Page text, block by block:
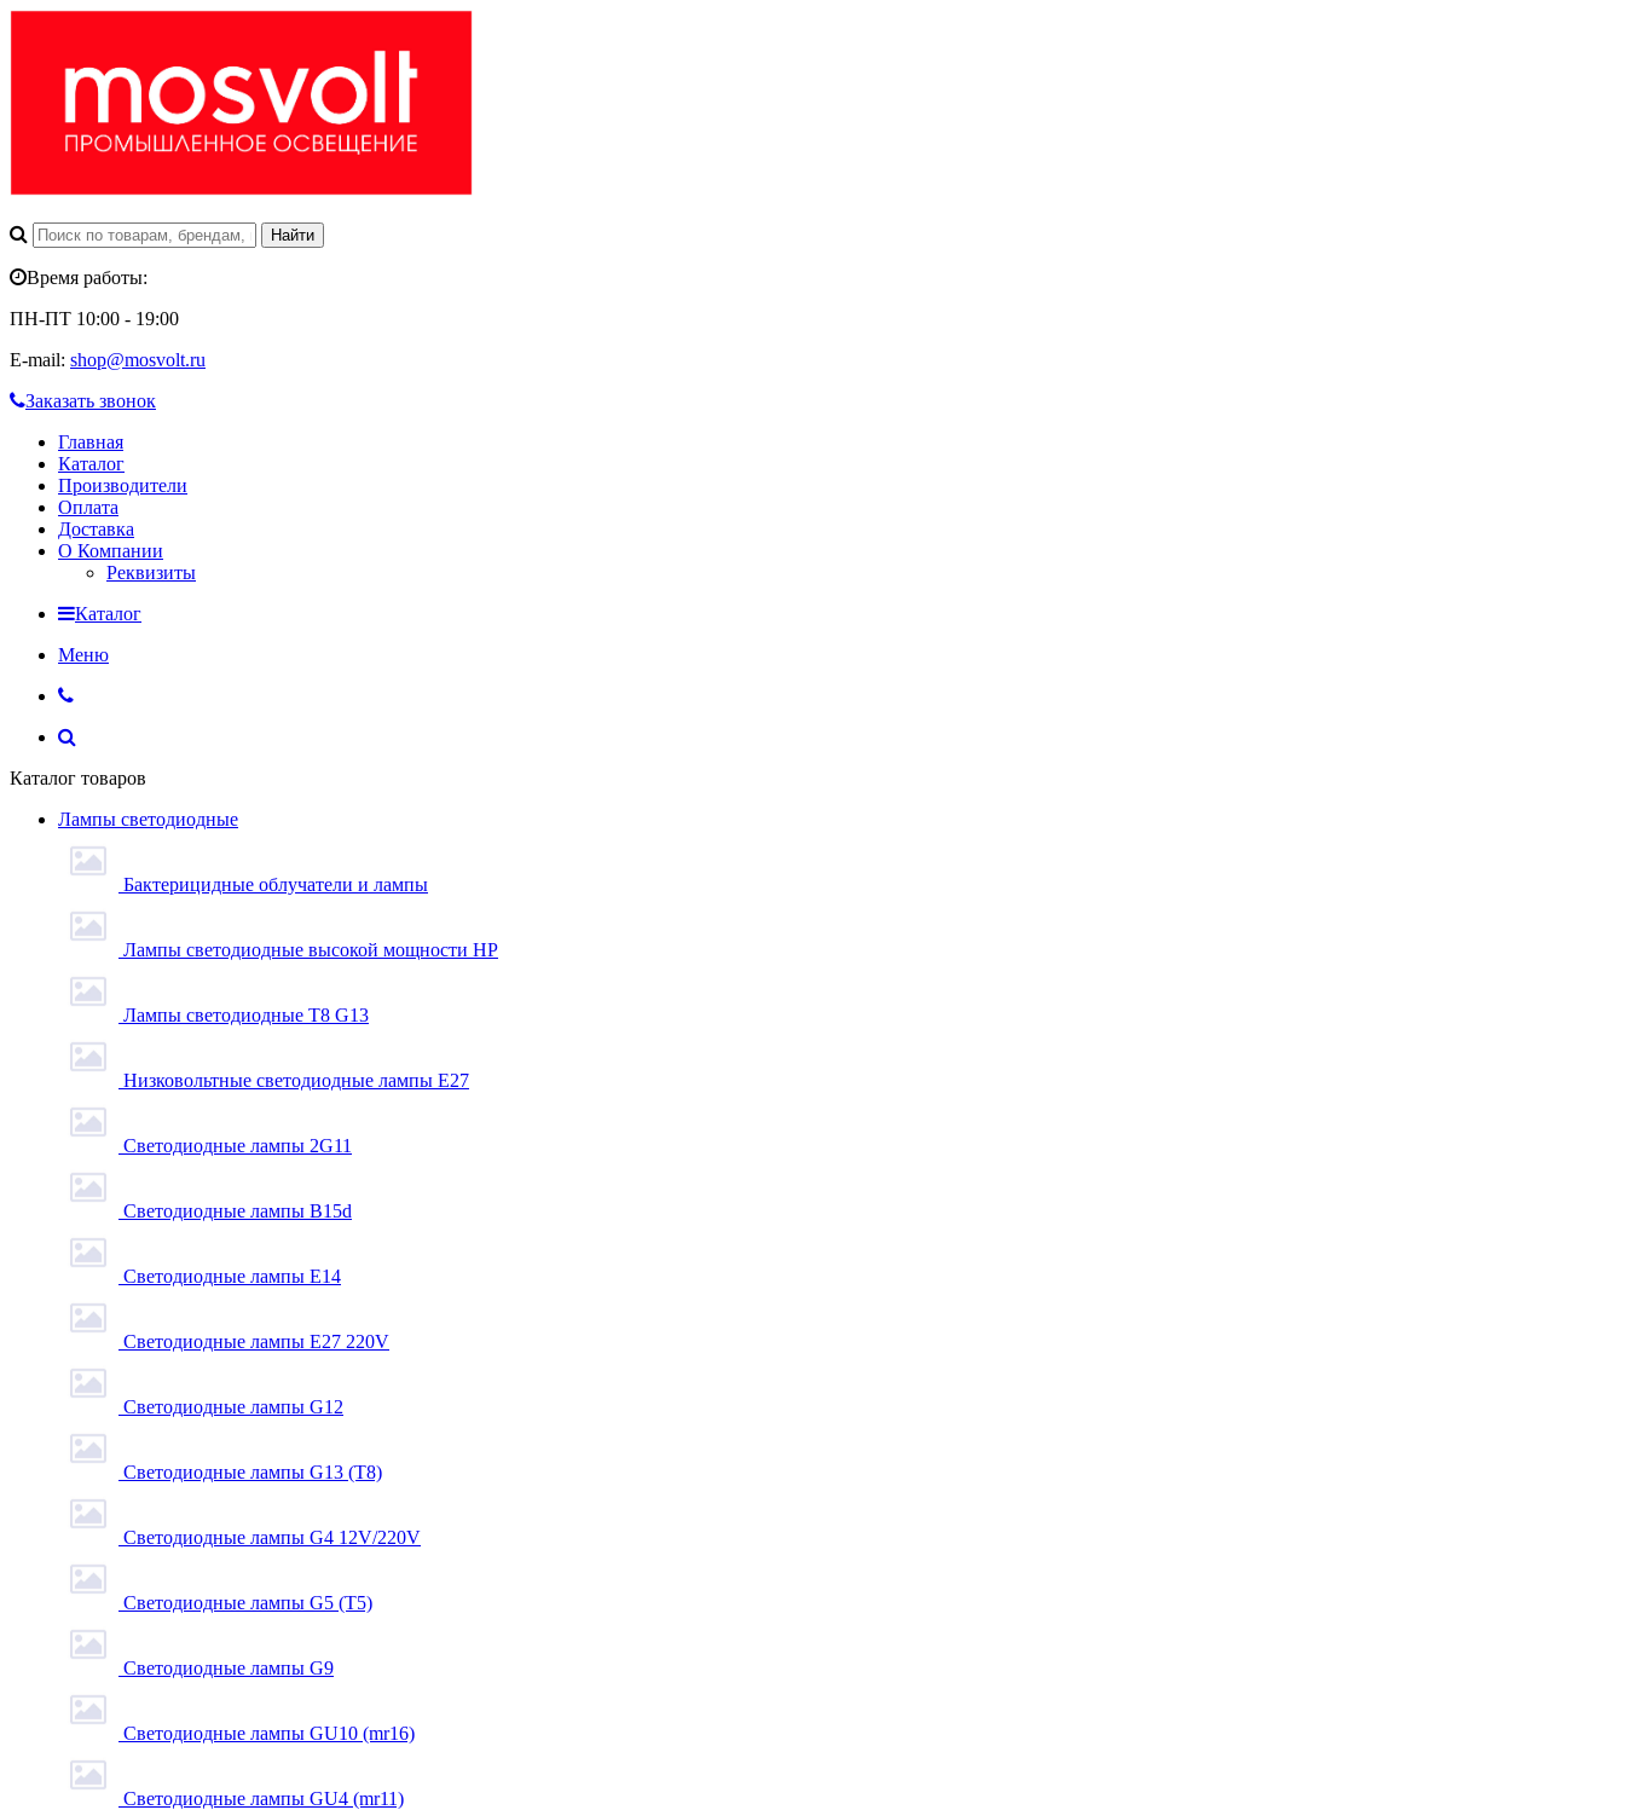
Время работы:
ПН-ПТ 10:00 - 19:00
E-mail: shop@mosvolt.ru
Заказать звонок
Главная
Каталог
Производители
Оплата
Доставка
О Компании
Реквизиты
Каталог
Меню
Каталог товаров
Лампы светодиодные
Бактерицидные облучатели и лампы
Лампы светодиодные высокой мощности HP
Лампы светодиодные Т8 G13
Низковольтные светодиодные лампы E27
Светодиодные лампы 2G11
Светодиодные лампы B15d
Светодиодные лампы E14
Светодиодные лампы E27 220V
Светодиодные лампы G12
Светодиодные лампы G13 (T8)
Светодиодные лампы G4 12V/220V
Светодиодные лампы G5 (T5)
Светодиодные лампы G9
Светодиодные лампы GU10 (mr16)
Светодиодные лампы GU4 (mr11)